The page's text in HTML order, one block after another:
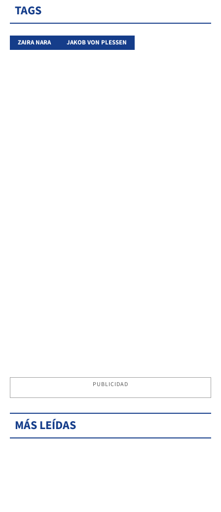
TAGS
ZAIRA NARA JAKOB VON PLESSEN
PUBLICIDAD
MÁS LEÍDAS